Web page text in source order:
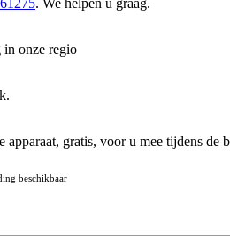
. We helpen u graag.
in onze regio
apparaat, gratis, voor u mee tijdens
beschikbaar